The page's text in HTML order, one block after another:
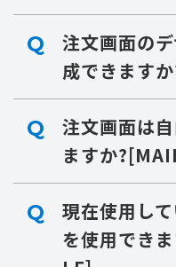
Q
注文画面の
成できます
Q
注文画面は
ますか
Q
現在使用し
を使用でき